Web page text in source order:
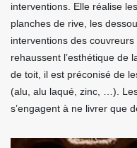
interventions. Elle réalise
planches de rive, les
interventions des
rehaussent l’esthétique de
de toit, il est préconisé de
(alu, alu laqué, zinc, …).
s’engagent à ne livrer que